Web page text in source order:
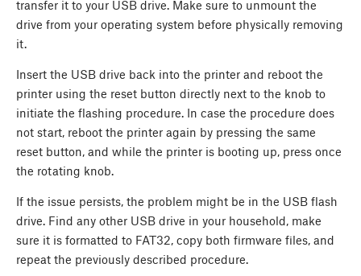
transfer it to your USB drive. Make sure to unmount the
drive from your operating system before physically removing
it.
Insert the USB drive back into the printer and reboot the
printer using the reset button directly next to the knob to
initiate the flashing procedure. In case the procedure does
not start, reboot the printer again by pressing the same
reset button, and while the printer is booting up, press once
the rotating knob.
If the issue persists, the problem might be in the USB flash
drive. Find any other USB drive in your household, make
sure it is formatted to FAT32, copy both firmware files, and
repeat the previously described procedure.